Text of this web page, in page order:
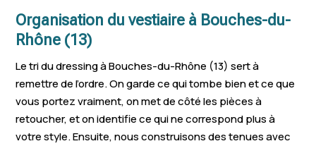
Alleins
Maillane Orgon
Grès
Maussane-les-
Alpilles
Châteauneuf-le-
Rouge
Le Tholonet
Cadolive Paradou
Vernègues
Organisation du vestiaire à Bouches-du-
Rhône (13)
Le tri du dressing à Bouches-du-Rhône (13) sert à
remettre de l’ordre. On garde ce qui tombe bien et ce que
vous portez vraiment, on met de côté les pièces à
retoucher, et on identifie ce qui ne correspond plus à
votre style. Ensuite, nous construisons des tenues avec